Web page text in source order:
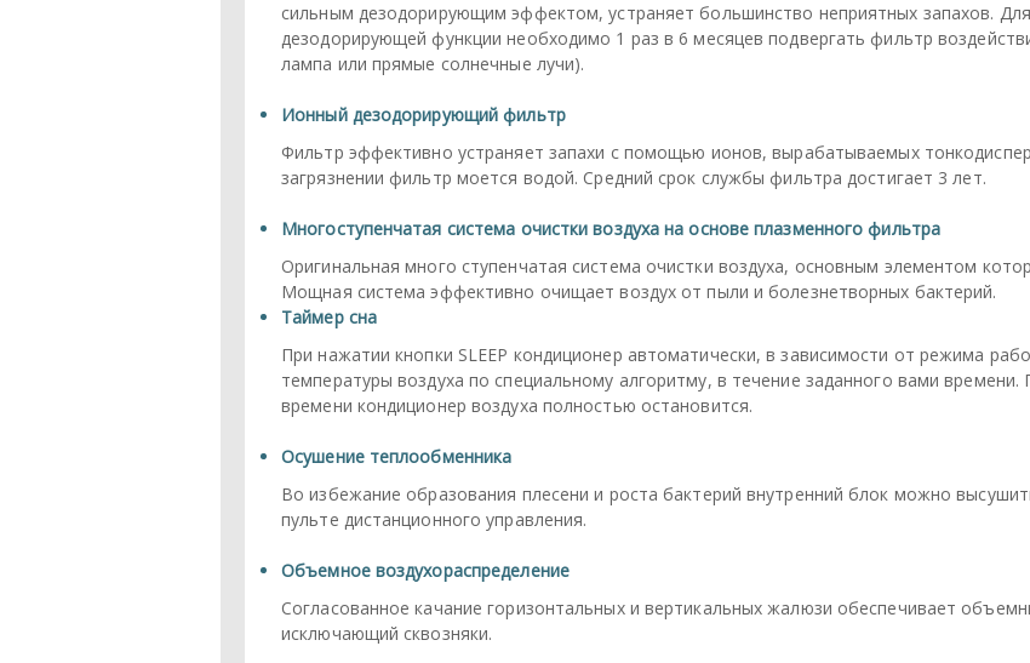
сильным дезодорирующим эффектом, устраняет большинство неприятных запахов.
дезодорирующей функции необходимо 1 раз в 6 месяцев подвергать фильтр
лампа или прямые солнечные лучи).
Ионный дезодорирующий фильтр
Фильтр эффективно устраняет запахи с помощью ионов, вырабатываемых
загрязнении фильтр моется водой. Средний срок службы фильтра достигает 3 лет.
Многоступенчатая система очистки воздуха на основе плазменного фильтра
Оригинальная много ступенчатая система очистки воздуха, основным элементом
Мощная система эффективно очищает воздух от пыли и болезнетворных бактерий.
Таймер сна
При нажатии кнопки SLEEP кондиционер автоматически, в зависимости от режима
температуры воздуха по специальному алгоритму, в течение заданного вами времени.
времени кондиционер воздуха полностью остановится.
Осушение теплообменника
Во избежание образования плесени и роста бактерий внутренний блок можно
пульте дистанционного управления.
Объемное воздухораспределение
Согласованное качание горизонтальных и вертикальных жалюзи обеспечивает
исключающий сквозняки.